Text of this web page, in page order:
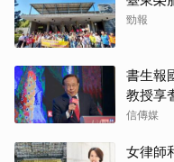
勁報
書生報
教授享
信傳媒
女律師